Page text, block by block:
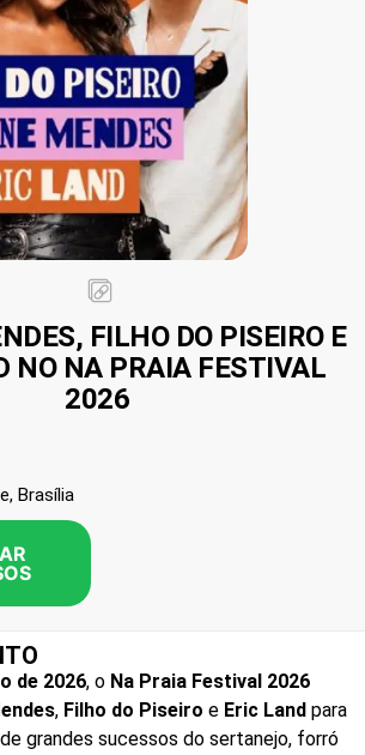
FILHO DO PISEIRO E
NO NA PRAIA FESTIVAL
2026
Brasília
de 2026, o Na Praia Festival 2026
, Filho do Piseiro e Eric Land para
grandes sucessos do sertanejo, forró